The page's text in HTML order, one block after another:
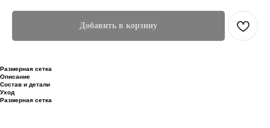
Добавить в корзину
Размерная сетка
Описание
Состав и детали
Уход
Размерная сетка